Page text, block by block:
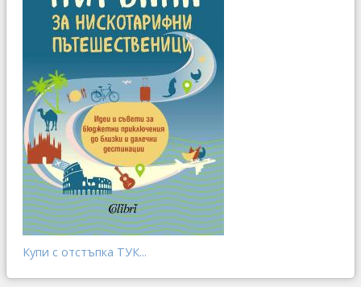
Купи с отстъпка ТУК...